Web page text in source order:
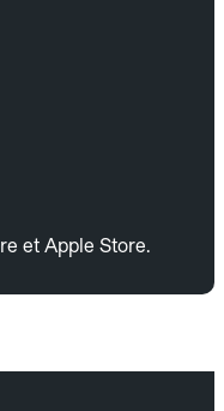
et Apple Store.